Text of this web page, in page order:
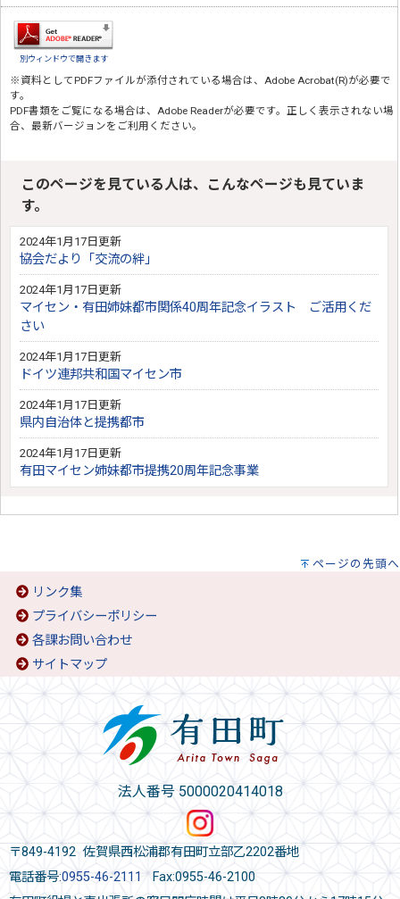
別ウィンドウで開きます
※資料としてPDFファイルが添付されている場合は、 Adobe Acrobat(R)が必要で
す。
PDF書類をご覧になる場合は、 Adobe Readerが必要です。正しく表示されない場
合、最新バージョンをご利用ください。
このページを見ている人は、こんなページも見ていま
す。
2024年1月17日更新
協会だより「交流の絆」
2024年1月17日更新
マイセン・有田姉妹都市関係40周年記念イラスト ご活用くだ
さい
2024年1月17日更新
ドイツ連邦共和国マイセン市
2024年1月17日更新
県内自治体と提携都市
2024年1月17日更新
有田マイセン姉妹都市提携20周年記念事業
ページの先頭へ
リンク集
プライバシーポリシー
各課お問い合わせ
サイトマップ
法人番号 5000020414018
〒849-4192 佐賀県西松浦郡有田町立部乙2202番地
電話番号:0955-46-2111 Fax:0955-46-2100